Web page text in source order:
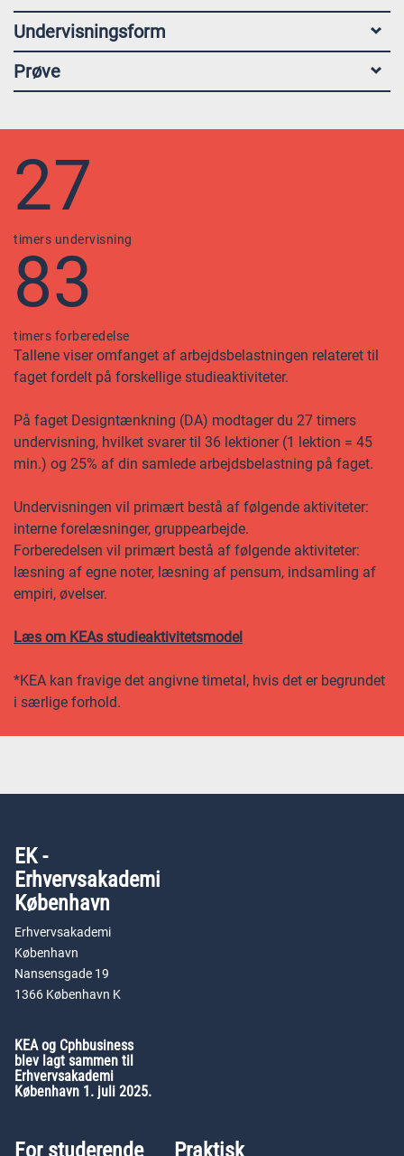
Undervisningsform
Prøve
27
timers undervisning
83
timers forberedelse
Tallene viser omfanget af arbejdsbelastningen relateret til
faget fordelt på forskellige studieaktiviteter.
På faget Designtænkning (DA) modtager du 27 timers
undervisning, hvilket svarer til 36 lektioner (1 lektion = 45
min.) og 25% af din samlede arbejdsbelastning på faget.
Undervisningen vil primært bestå af følgende aktiviteter:
interne forelæsninger, gruppearbejde.
Forberedelsen vil primært bestå af følgende aktiviteter:
læsning af egne noter, læsning af pensum, indsamling af
empiri, øvelser.
Læs om KEAs studieaktivitetsmodel
*KEA kan fravige det angivne timetal, hvis det er begrundet
i særlige forhold.
EK -
Erhvervsakademi
København
Erhvervsakademi
København
Nansensgade 19
1366 København K
KEA og Cphbusiness
blev lagt sammen til
Erhvervsakademi
København 1. juli 2025.
For studerende Praktisk